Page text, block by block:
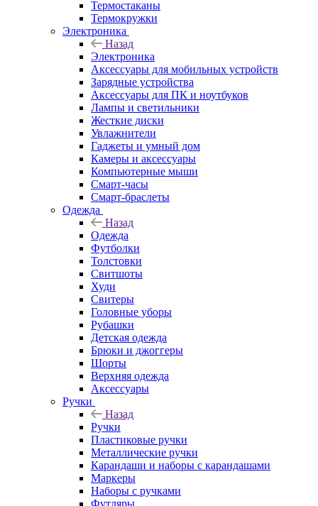
Термостаканы
Термокружки
Электроника
Назад
Электроника
Аксессуары для мобильных устройств
Зарядные устройства
Аксессуары для ПК и ноутбуков
Лампы и светильники
Жесткие диски
Увлажнители
Гаджеты и умный дом
Камеры и аксессуары
Компьютерные мыши
Смарт-часы
Смарт-браслеты
Одежда
Назад
Одежда
Футболки
Толстовки
Свитшоты
Худи
Свитеры
Головные уборы
Рубашки
Детская одежда
Брюки и джоггеры
Шорты
Верхняя одежда
Аксессуары
Ручки
Назад
Ручки
Пластиковые ручки
Металлические ручки
Карандаши и наборы с карандашами
Маркеры
Наборы с ручками
Футляры